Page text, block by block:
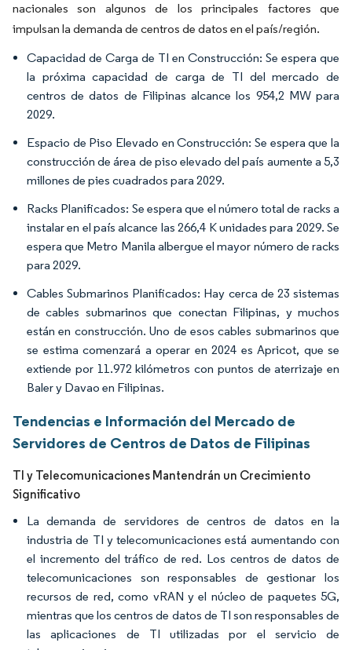
nacionales son algunos de los principales factores que
impulsan la demanda de centros de datos en el país/región.
Capacidad de Carga de TI en Construcción: Se espera que
la próxima capacidad de carga de TI del mercado de
centros de datos de Filipinas alcance los 954,2 MW para
2029.
Espacio de Piso Elevado en Construcción: Se espera que la
construcción de área de piso elevado del país aumente a 5,3
millones de pies cuadrados para 2029.
Racks Planificados: Se espera que el número total de racks a
instalar en el país alcance las 266,4 K unidades para 2029. Se
espera que Metro Manila albergue el mayor número de racks
para 2029.
Cables Submarinos Planificados: Hay cerca de 23 sistemas
de cables submarinos que conectan Filipinas, y muchos
están en construcción. Uno de esos cables submarinos que
se estima comenzará a operar en 2024 es Apricot, que se
extiende por 11.972 kilómetros con puntos de aterrizaje en
Baler y Davao en Filipinas.
Tendencias e Información del Mercado de
Servidores de Centros de Datos de Filipinas
TI y Telecomunicaciones Mantendrán un Crecimiento
Significativo
La demanda de servidores de centros de datos en la
industria de TI y telecomunicaciones está aumentando con
el incremento del tráfico de red. Los centros de datos de
telecomunicaciones son responsables de gestionar los
recursos de red, como vRAN y el núcleo de paquetes 5G,
mientras que los centros de datos de TI son responsables de
las aplicaciones de TI utilizadas por el servicio de